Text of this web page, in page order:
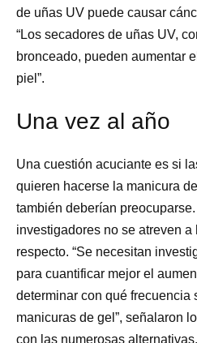
de uñas UV puede causar
“Los secadores de uñas UV,
bronceado, pueden aumentar
piel”.
Una vez al año
Una cuestión acuciante es si
quieren hacerse la manicura
también deberían
investigadores no se atreven a
respecto. “Se necesitan
para cuantificar mejor el
determinar con qué frecuencia
manicuras de gel”, señalaron
con las numerosas